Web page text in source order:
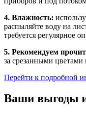
4. Влажность:
распыляйте воду на
требуется регулярное
5. Рекомендуем
за срезанными
Перейти к подробной
Ваши выгоды